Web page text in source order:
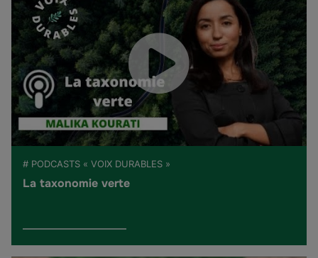
# PODCASTS « VOIX DURABLES »
La taxonomie verte